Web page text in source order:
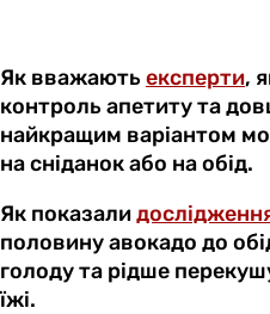
Як вважають експерти,
контроль апетиту та
найкращим варіантом
на сніданок або на обід.
Як показали
половину авокадо до
голоду та рідше
їжі.